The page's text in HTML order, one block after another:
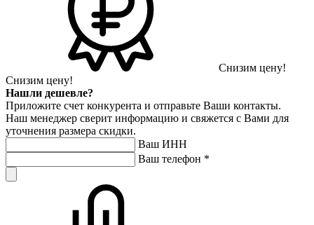
Снизим цену!
Снизим цену!
Нашли дешевле?
Приложите счет конкурента и отправьте Ваши контакты.
Наш менеджер сверит информацию и свяжется с Вами для
уточнения размера скидки.
Ваш ИНН
Ваш телефон *